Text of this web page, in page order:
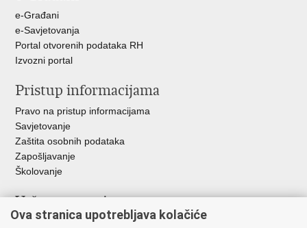
e-Građani
e-Savjetovanja
Portal otvorenih podataka RH
Izvozni portal
Pristup informacijama
Pravo na pristup informacijama
Savjetovanje
Zaštita osobnih podataka
Zapošljavanje
Školovanje
Važne poveznice
Ministarstvo unutarnjih poslova
Ova stranica upotrebljava kolačiće